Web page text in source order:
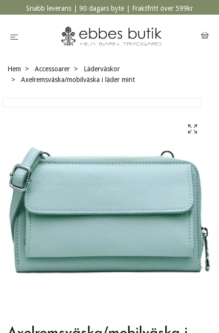
Snabb leverans | 90 dagars byte | Fraktfritt över 599kr
Hem Accessoarer
Läderväskor
Axelremsväska/mobilväska i läder mint